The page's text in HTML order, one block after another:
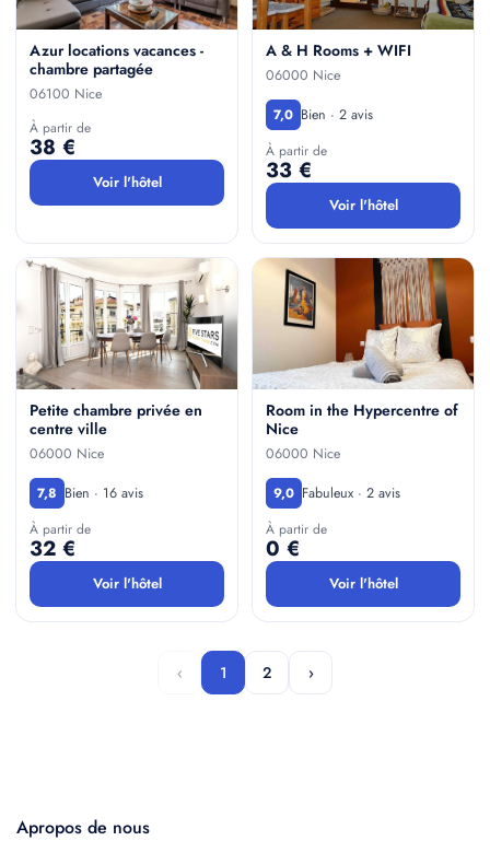
Azur locations vacances -
chambre partagée
06100 Nice
À partir de
38 €
Voir l'hôtel
A & H Rooms + WIFI
06000 Nice
7,0 Bien · 2 avis
À partir de
33 €
Voir l'hôtel
Petite chambre privée en
centre ville
06000 Nice
7,8 Bien · 16 avis
À partir de
32 €
Voir l'hôtel
Room in the Hypercentre of
Nice
06000 Nice
9,0 Fabuleux · 2 avis
À partir de
0 €
Voir l'hôtel
‹ 1 2 ›
Apropos de nous